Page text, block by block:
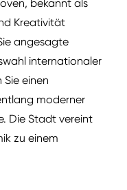
bekannt als
Kreativität
angesagte
internationaler
einen
moderner
Die Stadt vereint
zu einem